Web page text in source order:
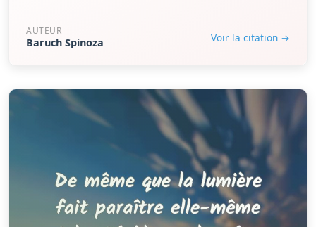
AUTEUR
Baruch Spinoza Voir la citation →